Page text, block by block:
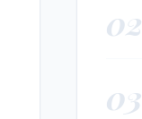
02
03